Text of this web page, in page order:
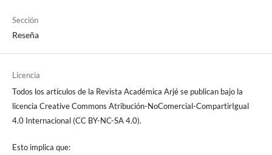
Sección
Reseña
Licencia
Todos los artículos de la Revista Académica Arjé se publican bajo la
licencia Creative Commons Atribución-NoComercial-CompartirIgual
4.0 Internacional (CC BY-NC-SA 4.0).
Esto implica que: